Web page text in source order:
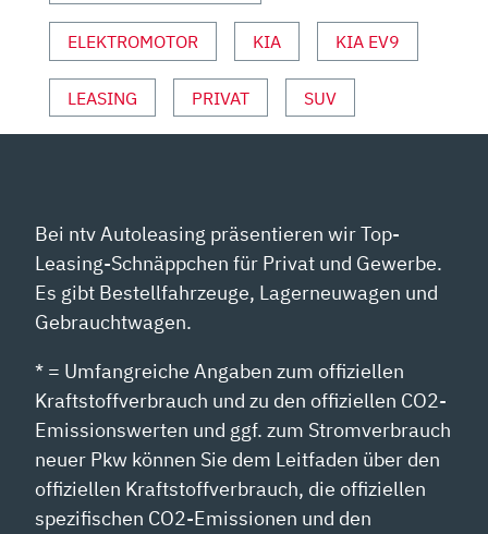
ELEKTROMOTOR KIA KIA EV9
LEASING PRIVAT SUV
Bei ntv Autoleasing präsentieren wir Top-
Leasing-Schnäppchen für Privat und Gewerbe.
Es gibt Bestellfahrzeuge, Lagerneuwagen und
Gebrauchtwagen.
* = Umfangreiche Angaben zum offiziellen
Kraftstoffverbrauch und zu den offiziellen CO2-
Emissionswerten und ggf. zum Stromverbrauch
neuer Pkw können Sie dem Leitfaden über den
offiziellen Kraftstoffverbrauch, die offiziellen
spezifischen CO2-Emissionen und den